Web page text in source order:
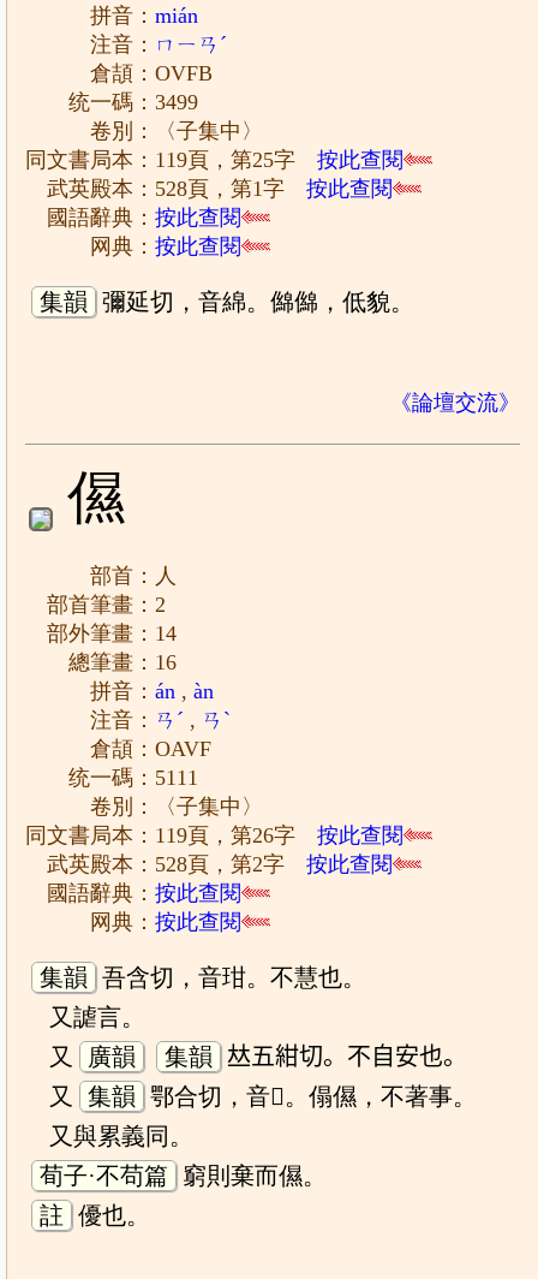
拼音：mián
注音： ㄇㄧㄢˊ
倉頡：OVFB
统一碼：3499
卷別：〈子集中〉
同文書局本：119頁，第25字按此查閱
武英殿本：528頁，第1字按此查閱
國語辭典：按此查閱
网典：按此查閱
集韻 彌延切，音綿。㒙㒙，低貌。
《論壇交流》
儑
部首：人
部首筆畫：2
部外筆畫：14
總筆畫：16
拼音：án ,àn
注音： ㄢˊ , ㄢˋ
倉頡：OAVF
统一碼：5111
卷別：〈子集中〉
同文書局本：119頁，第26字按此查閱
武英殿本：528頁，第2字按此查閱
國語辭典：按此查閱
网典：按此查閱
集韻 吾含切，音玵。不慧也。
又謔言。
又
廣韻 集韻
𠀤五紺切。不自安也。
又
集韻 鄂合切，音𡀾。傝儑，不著事。
又與累義同。
荀子·不苟篇
窮則棄而儑。
註 優也。